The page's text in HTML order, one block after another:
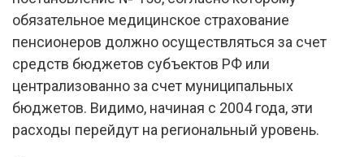
обязательное медицинское страхование
пенсионеров должно осуществляться за счет
средств бюджетов субъектов РФ или
централизованно за счет муниципальных
бюджетов. Видимо, начиная с 2004 года, эти
расходы перейдут на региональный уровень.